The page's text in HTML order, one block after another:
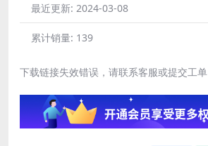
最近更新: 2024-03-08
累计销量: 139
下载链接失效错误，请联系客服或提交工单